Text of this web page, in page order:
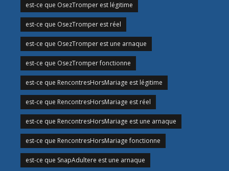
est-ce que OsezTromper est légitime
est-ce que OsezTromper est réel
est-ce que OsezTromper est une arnaque
est-ce que OsezTromper fonctionne
est-ce que RencontresHorsMariage est légitime
est-ce que RencontresHorsMariage est réel
est-ce que RencontresHorsMariage est une arnaque
est-ce que RencontresHorsMariage fonctionne
est-ce que SnapAdultere est une arnaque